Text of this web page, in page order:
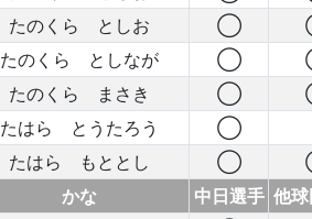
たのくら としお ◯
たのくら としなが ◯
たのくら まさき ◯
たはら とうたろう
◯
たはら もととし ◯
かな 中日選手 他